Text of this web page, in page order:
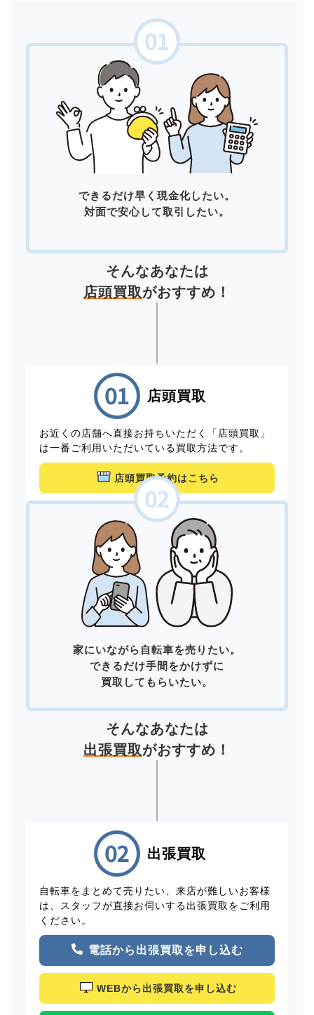
できるだけ早く現金化したい。
対面で安心して取引したい。
そんなあなたは
店頭買取がおすすめ！
店頭買取
お近くの店舗へ直接お持ちいただく「店頭買取」
は一番ご利用いただいている買取方法です。
店頭買取予約はこちら
家にいながら自転車を売りたい。
できるだけ手間をかけずに
買取してもらいたい。
そんなあなたは
出張買取がおすすめ！
出張買取
自転車をまとめて売りたい、来店が難しいお客様
は、スタッフが直接お伺いする出張買取をご利用
ください。
電話から出張買取を申し込む
WEBから出張買取を申し込む